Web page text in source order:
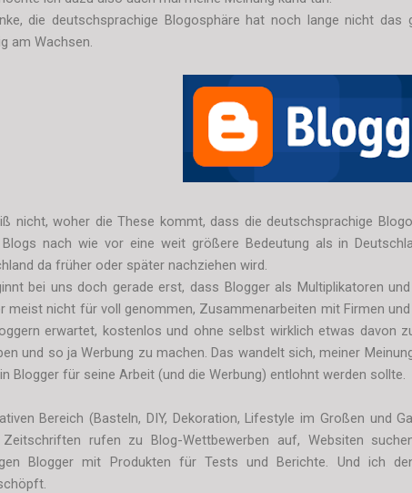
die deutschsprachige Blogosphäre hat noch lange nicht
am Wachsen.
nicht, woher die These kommt, dass die deutschsprachige
Blogs nach wie vor eine weit größere Bedeutung als in
da früher oder später nachziehen wird.
bei uns doch gerade erst, dass Blogger als Multiplikatoren
meist nicht für voll genommen, Zusammenarbeiten mit Firmen
erwartet, kostenlos und ohne selbst wirklich etwas davon
und so ja Werbung zu machen. Das wandelt sich, meiner
Blogger für seine Arbeit (und die Werbung) entlohnt werden sollte.
Bereich (Basteln, DIY, Dekoration, Lifestyle im Großen und
Zeitschriften rufen zu Blog-Wettbewerben auf, Websiten
Blogger mit Produkten für Tests und Berichte. Und ich